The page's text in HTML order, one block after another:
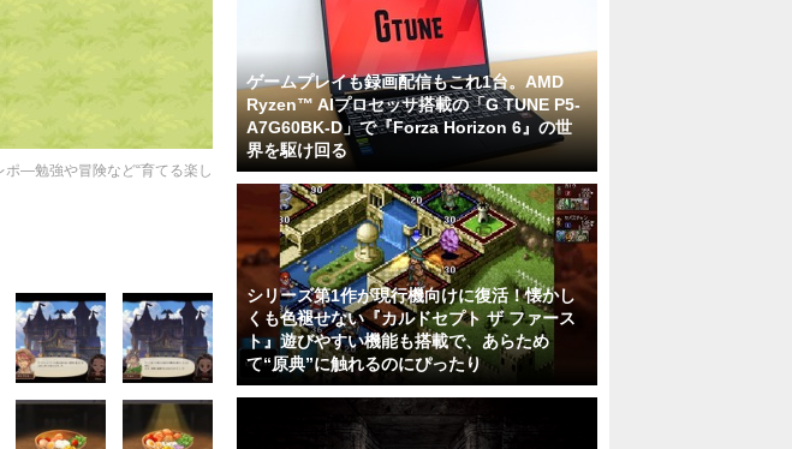
―勉強や冒険など“育てる楽し
ゲームプレイも録画配信もこれ1台。AMD
Ryzen™ AIプロセッサ搭載の「G TUNE P5-
A7G60BK-D」で『Forza Horizon 6』の世
界を駆け回る
シリーズ第1作が現行機向けに復活！懐かし
くも色褪せない『カルドセプト ザ ファース
ト』遊びやすい機能も搭載で、あらため
て“原典”に触れるのにぴったり